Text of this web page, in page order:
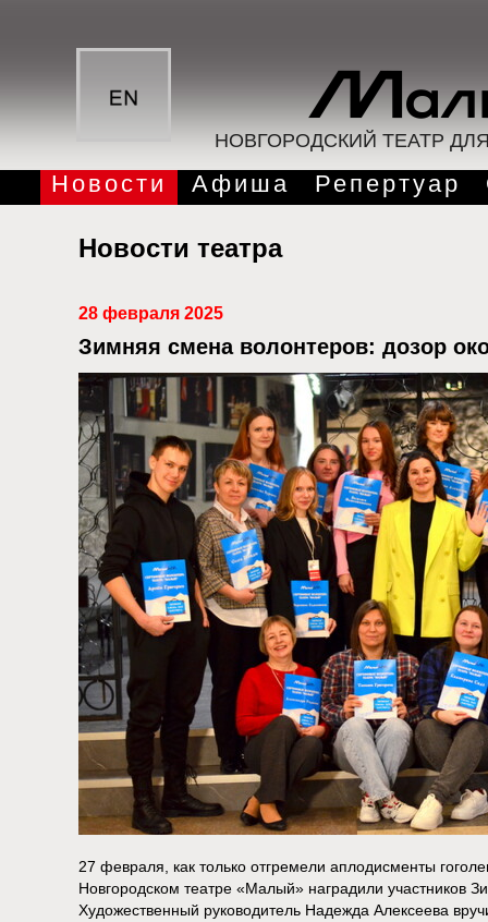
НОВГОРОДСКИЙ ТЕАТР
Новости Афиша Репертуар
Новости театра
28 февраля 2025
Зимняя смена волонтеров: дозор
27 февраля, как только отгремели аплодисменты
Новгородском театре «Малый» наградили участников
Художественный руководитель Надежда Алексеева